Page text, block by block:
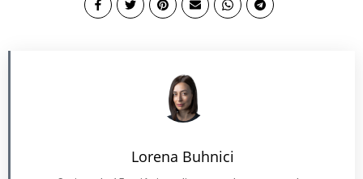
Lorena Buhnici